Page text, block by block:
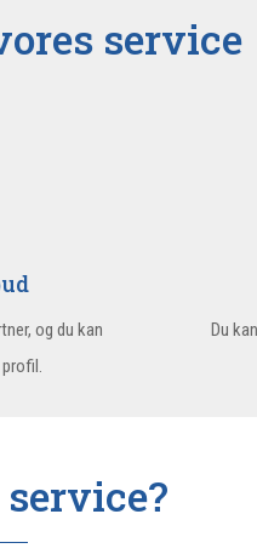
service
og du kan
Du